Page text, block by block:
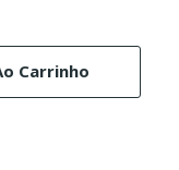
Carrinho